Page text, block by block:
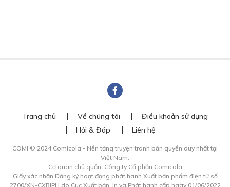
Trang chủ Về chúng tôi
Điều khoản sử dụng
Hỏi & Đáp
Liên hệ
COMI © 2024 Comicola - Nền tảng truyện tranh bản quyền duy nhất tại
Việt Nam.
Cơ quan chủ quản: Công ty Cổ phần Comicola
Giấy xác nhận Đăng ký hoạt động phát hành Xuất bản phẩm điện tử số
2700/XN-CXBIPH do Cục Xuất bản, In và Phát hành cấp ngày 01/06/2022